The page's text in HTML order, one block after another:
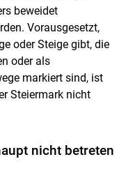
beweidet
Vorausgesetzt,
oder Steige gibt, die
oder als
markiert sind, ist
Steiermark nicht
nicht betreten